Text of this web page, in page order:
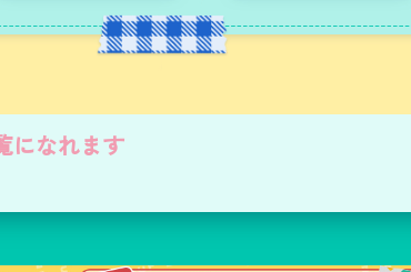
になれます